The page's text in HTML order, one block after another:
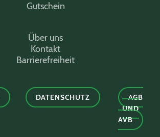
Gutschein
Über uns
Kontakt
Barrierefreiheit
DATENSCHUTZ
AGB
UND
AVB